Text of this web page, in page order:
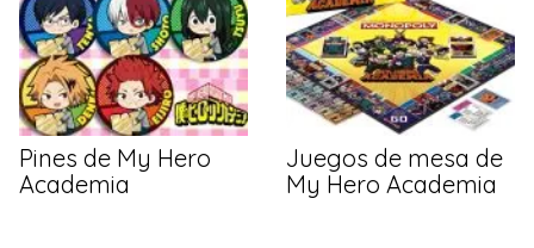
Pines de My Hero
Academia
Juegos de mesa de
My Hero Academia